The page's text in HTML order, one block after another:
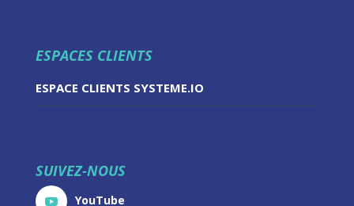
ESPACES CLIENTS
ESPACE CLIENTS SYSTEME.IO
SUIVEZ-NOUS
YouTube